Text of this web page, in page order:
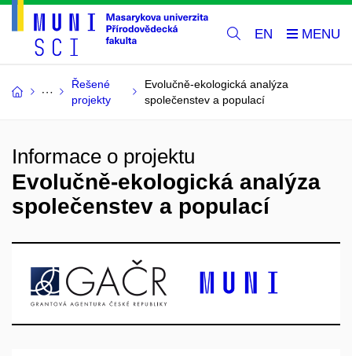
EN
Řešené
projekty
Evolučně-ekologická analýza
společenstev a populací
Informace o projektu
Evolučně-ekologická analýza
společenstev a populací